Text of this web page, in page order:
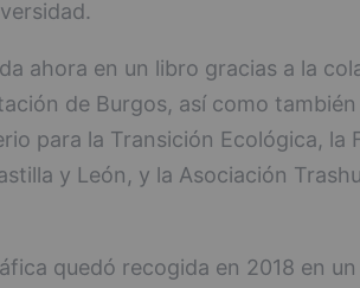
ahora en un libro gracias a la
de Burgos, así como
para la Transición Ecológica, la
y León, y la Asociación
quedó recogida en 2018 en